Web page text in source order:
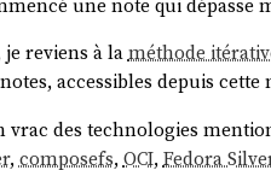
je reviens à laméthode
accessibles depuis
vrac des technologies
, composefs, OCI, Fedora